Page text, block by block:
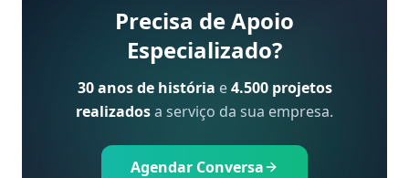
Precisa de Apoio
Especializado?
30 anos de história e4.500 projetos
realizadosa serviço da sua empresa.
Agendar Conversa